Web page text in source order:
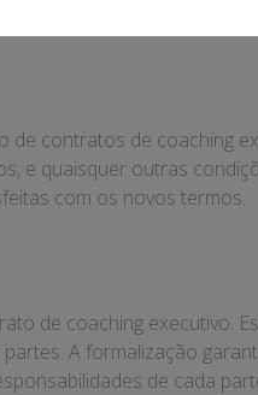
contratos de coaching
e quaisquer outras
com os novos termos.
de coaching executivo.
A formalização
de cada